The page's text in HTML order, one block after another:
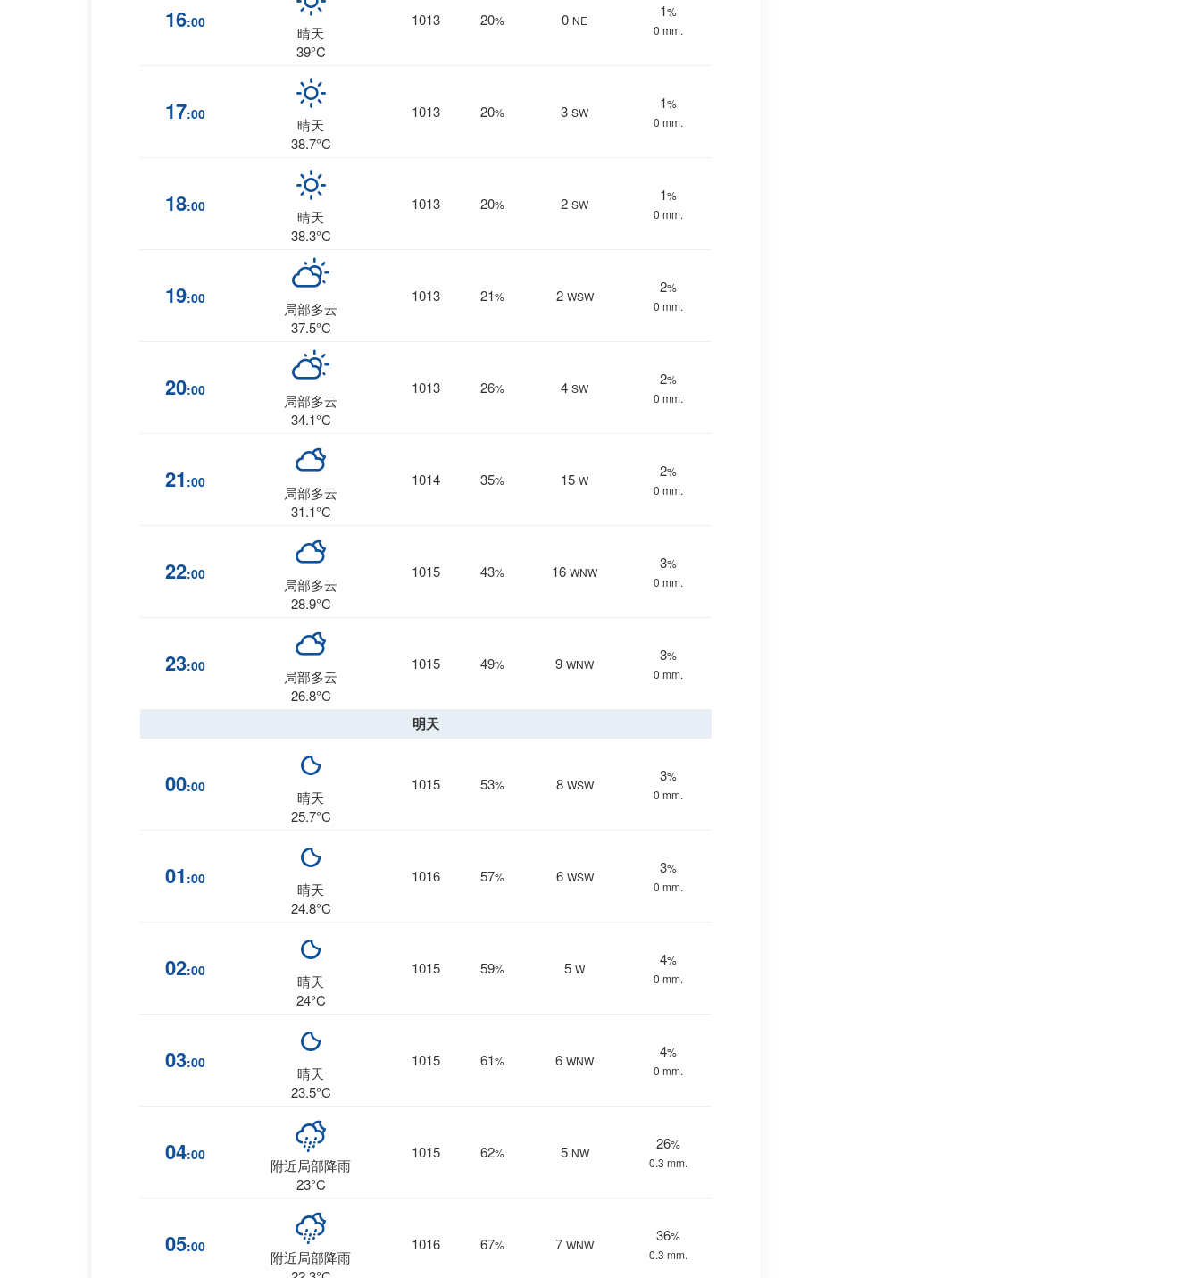
16:00
晴天
39°C
1013 20% 0 NE
1%
0 mm.
17:00
晴天
38.7°C
1013 20% 3 SW
1%
0 mm.
18:00
晴天
38.3°C
1013 20% 2 SW
1%
0 mm.
19:00
局部多云
37.5°C
1013 21% 2 WSW
2%
0 mm.
20:00
局部多云
34.1°C
1013 26% 4 SW
2%
0 mm.
21 :00
局部多云
31.1°C
1014 35% 15 W
2%
0 mm.
22:00
局部多云
28.9°C
1015 43% 16 WNW
3%
0 mm.
23:00
局部多云
26.8°C
1015 49% 9 WNW
3%
0 mm.
明天
00:00
晴天
25.7°C
1015 53% 8 WSW
3%
0 mm.
01 :00
晴天
24.8°C
1016 57% 6 WSW
3%
0 mm.
02:00
晴天
24°C
1015 59% 5 W
4%
0 mm.
03:00
晴天
23.5°C
1015 61% 6 WNW
4%
0 mm.
04:00
附近局部降雨
23°C
1015 62% 5 NW
26%
0.3 mm.
05:00
附近局部降雨
1016 67% 7 WNW
36%
0.3 mm.